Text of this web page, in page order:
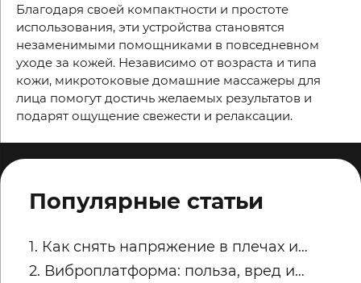
Благодаря своей компактности и простоте
использования, эти устройства становятся
незаменимыми помощниками в повседневном
уходе за кожей. Независимо от возраста и типа
кожи, микротоковые домашние массажеры для
лица помогут достичь желаемых результатов и
подарят ощущение свежести и релаксации.
Популярные статьи
1. Как снять напряжение в плечах и
трапециях после рабочего дня
2. Виброплатформа: польза, вред и